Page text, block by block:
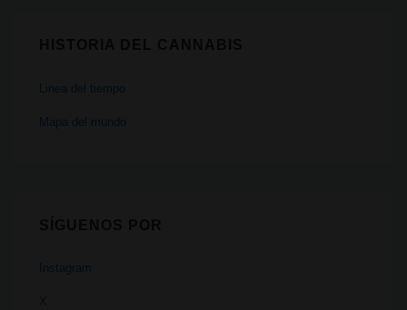
Linea del tiempo
Mapa del mundo
Instagram
X